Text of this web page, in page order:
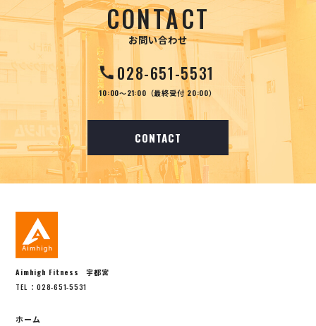
CONTACT
お問い合わせ
028-651-5531
10:00～21:00（最終受付 20:00）
CONTACT
Aimhigh Fitness 宇都宮
TEL ：028-651-5531
ホーム